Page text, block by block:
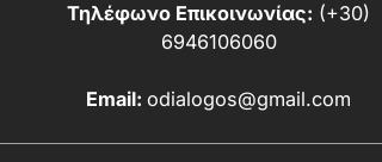
Τηλέφωνο Επικοινωνίας: (+30)
6946106060
Email: odialogos@gmail.com